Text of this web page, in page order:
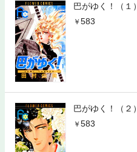
巴がゆく！（１）
583
巴がゆく！（２）
583